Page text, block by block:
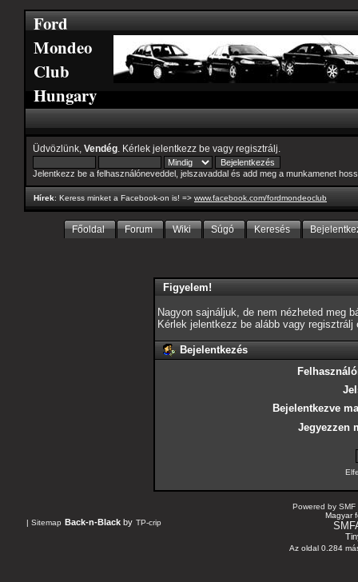
Ford
Mondeo
Club
Hungary
Üdvözlünk, Vendég . Kérlek jelentkezz be vagy regisztrálj
Jelentkezz be a felhasználóneveddel, jelszavaddal és add meg a munkamenet
Hírek: Keress minket a Facebook-on is! => www.facebook.com/fordmondeoclub
Főoldal Forum Wiki Súgó Keresés
Figyelem!
Nagyon sajnáljuk, de nem nézheted meg
Kérlek jelentkezz be alább vagy regisztrálj
Bejelentkezés
Bejelentkezve
Jegyezzen
| Sitemap Back-n-Black by TP-crip
Powered by SMF
Magyar
Az oldal 0.284